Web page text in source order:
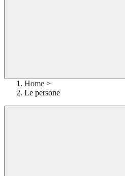
Home >
Le persone